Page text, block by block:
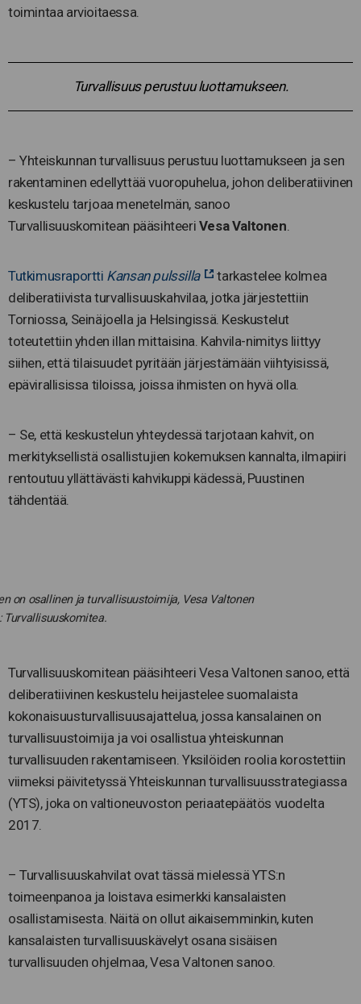
toimintaa arvioitaessa.
Turvallisuus perustuu luottamukseen.
– Yhteiskunnan turvallisuus perustuu luottamukseen ja sen
rakentaminen edellyttää vuoropuhelua, johon deliberatiivinen
keskustelu tarjoaa menetelmän, sanoo
Turvallisuuskomitean pääsihteeri Vesa Valtonen.
Tutkimusraportti Kansan pulssilla
tarkastelee kolmea
deliberatiivista turvallisuuskahvilaa, jotka järjestettiin
Torniossa, Seinäjoella ja Helsingissä. Keskustelut
toteutettiin yhden illan mittaisina. Kahvila-nimitys liittyy
siihen, että tilaisuudet pyritään järjestämään viihtyisissä,
epävirallisissa tiloissa, joissa ihmisten on hyvä olla.
– Se, että keskustelun yhteydessä tarjotaan kahvit, on
merkityksellistä osallistujien kokemuksen kannalta, ilmapiiri
rentoutuu yllättävästi kahvikuppi kädessä, Puustinen
tähdentää.
on osallinen ja turvallisuustoimija, Vesa Valtonen
Turvallisuuskomitea.
Turvallisuuskomitean pääsihteeri Vesa Valtonen sanoo, että
deliberatiivinen keskustelu heijastelee suomalaista
kokonaisuusturvallisuusajattelua, jossa kansalainen on
turvallisuustoimija ja voi osallistua yhteiskunnan
turvallisuuden rakentamiseen. Yksilöiden roolia korostettiin
viimeksi päivitetyssä Yhteiskunnan turvallisuusstrategiassa
(YTS), joka on valtioneuvoston periaatepäätös vuodelta
2017.
– Turvallisuuskahvilat ovat tässä mielessä YTS:n
toimeenpanoa ja loistava esimerkki kansalaisten
osallistamisesta. Näitä on ollut aikaisemminkin, kuten
kansalaisten turvallisuuskävelyt osana sisäisen
turvallisuuden ohjelmaa, Vesa Valtonen sanoo.